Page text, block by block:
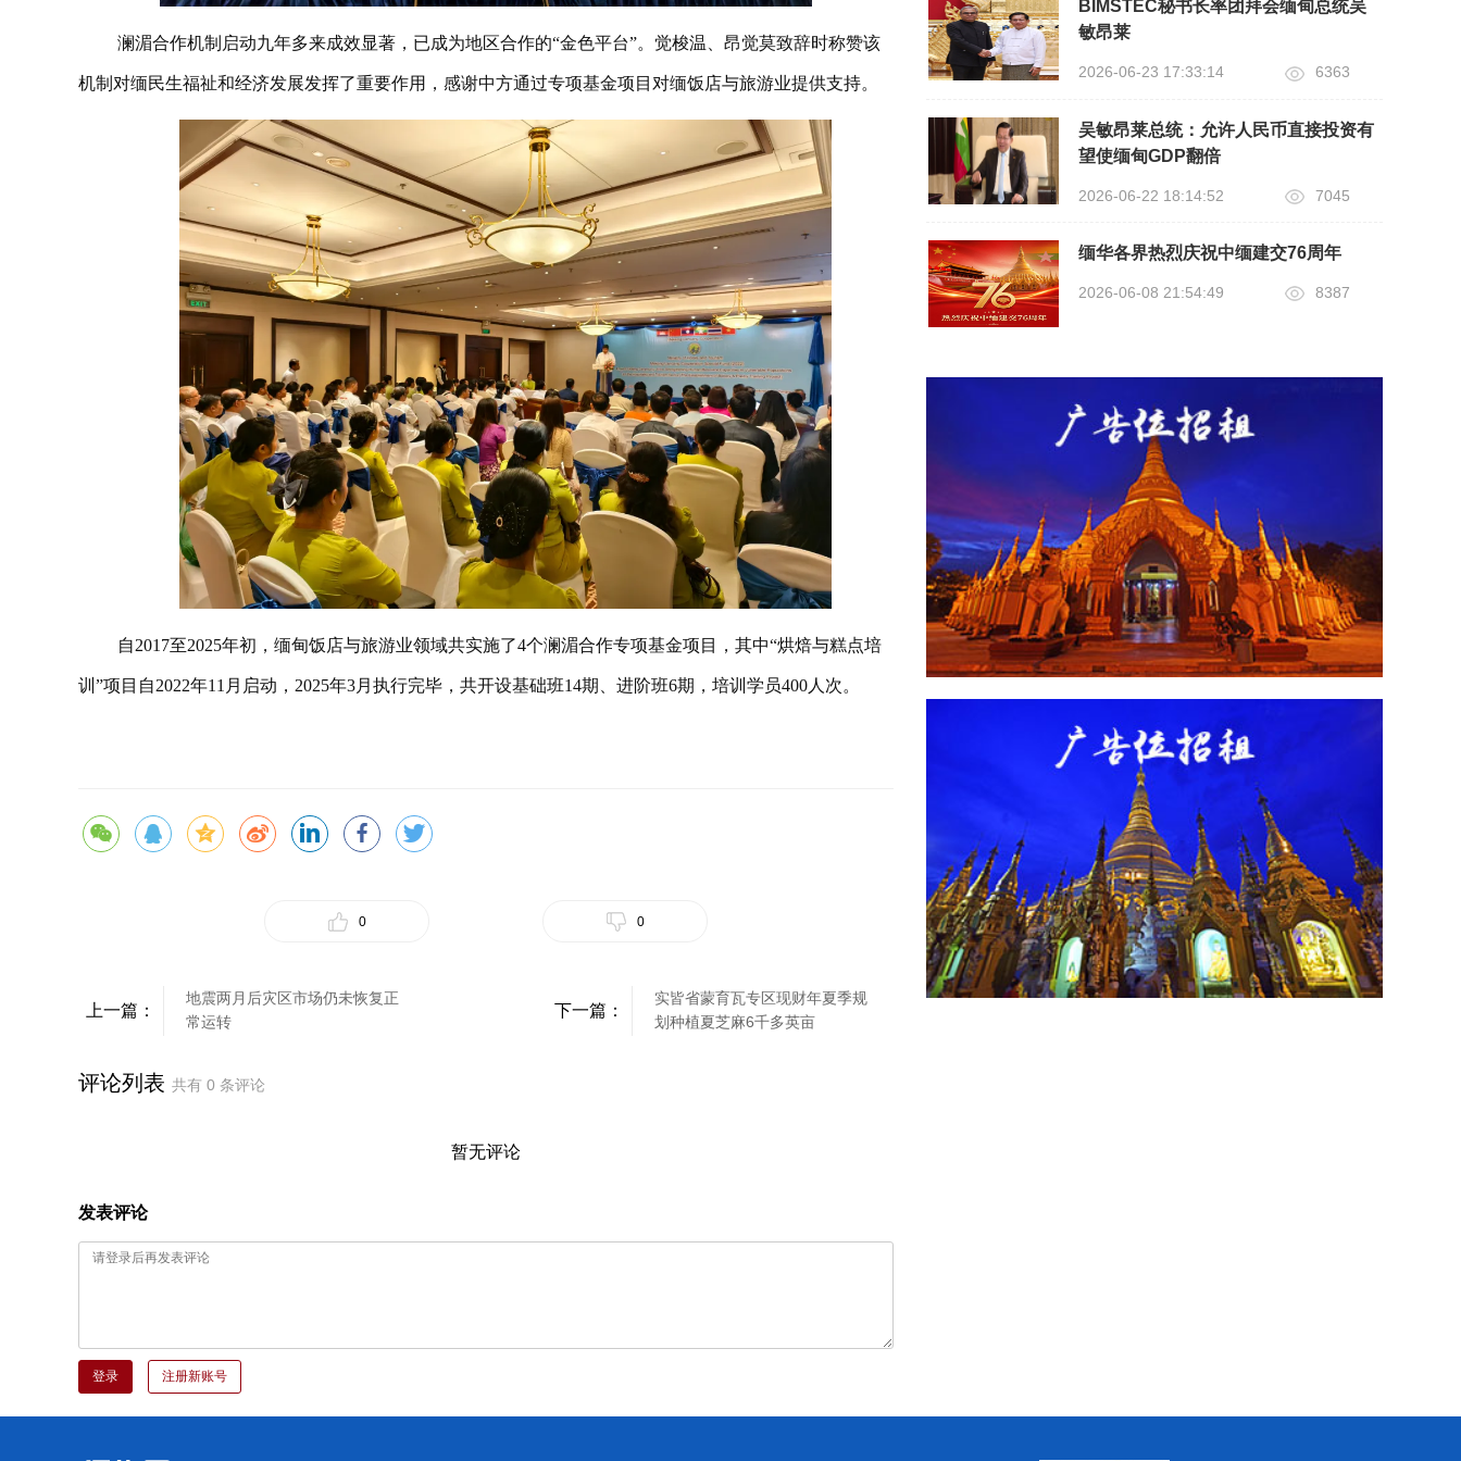
澜湄合作机制启动九年多来成效显著，已成为地区合作的“金色平台”。觉梭温、昂觉莫致辞时称赞该
机制对缅民生福祉和经济发展发挥了重要作用，感谢中方通过专项基金项目对缅饭店与旅游业提供支持。
自2017至2025年初，缅甸饭店与旅游业领域共实施了4个澜湄合作专项基金项目，其中“烘焙与糕点培
训”项目自2022年11月启动，2025年3月执行完毕，共开设基础班14期、进阶班6期，培训学员400人次。
0 0
上一篇：
地震两月后灾区市场仍未恢复正
常运转
下一篇：
实皆省蒙育瓦专区现财年夏季规
划种植夏芝麻6千多英亩
评论列表 共有 0 条评论
暂无评论
发表评论
登录 注册新账号
BIMSTEC秘书长率团拜会缅甸总统吴
敏昂莱
2026-06-23 17:33:14 6363
吴敏昂莱总统：允许人民币直接投资有
望使缅甸GDP翻倍
2026-06-22 18:14:52 7045
缅华各界热烈庆祝中缅建交76周年
2026-06-08 21:54:49 8387